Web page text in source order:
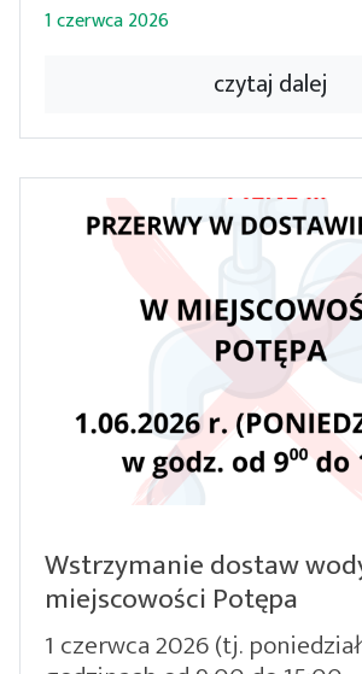
1 czerwca 2026
czytaj dalej
Wstrzymanie dostaw
miejscowości Potępa
1 czerwca 2026 (tj.